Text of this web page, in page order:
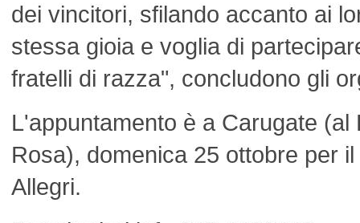
dei vincitori, sfilando accanto ai
stessa gioia e voglia di
fratelli di razza", concludono gli
L'appuntamento è a Carugate (al
Rosa), domenica 25 ottobre per
Allegri.